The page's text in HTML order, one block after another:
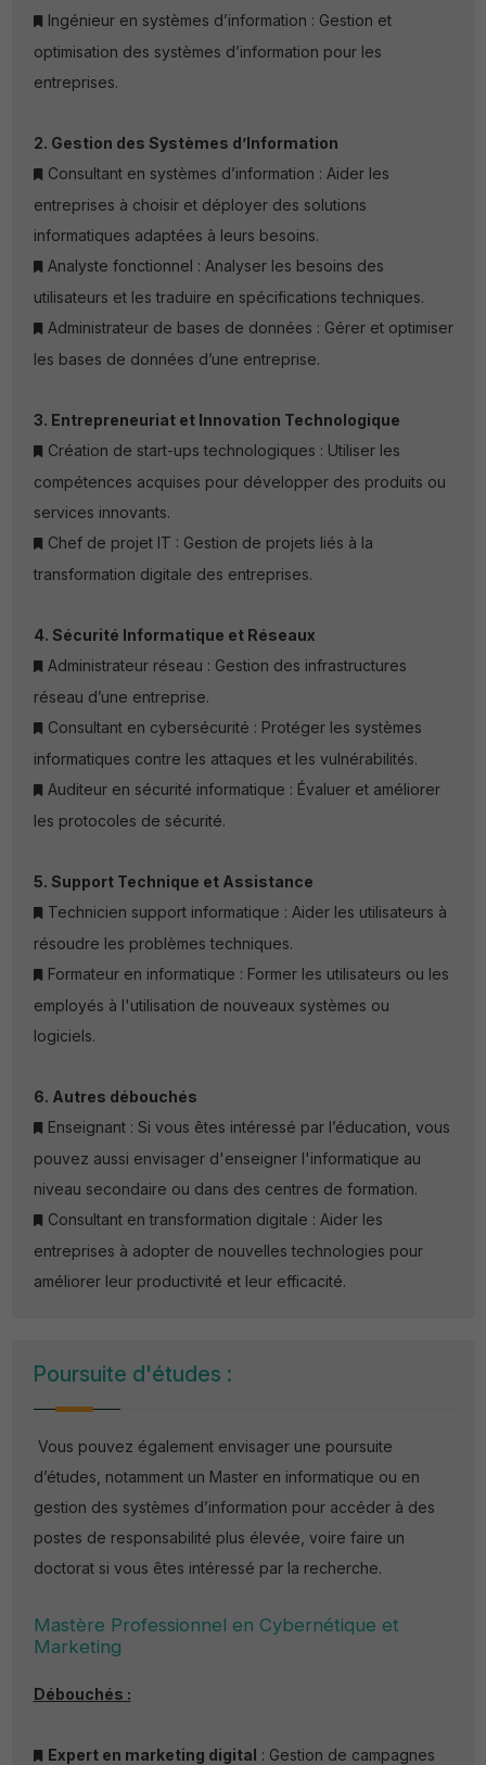
Ingénieur en systèmes d’information : Gestion et
optimisation des systèmes d’information pour les
entreprises.
2. Gestion des Systèmes d’Information
Consultant en systèmes d’information : Aider les
entreprises à choisir et déployer des solutions
informatiques adaptées à leurs besoins.
Analyste fonctionnel : Analyser les besoins des
utilisateurs et les traduire en spécifications techniques.
Administrateur de bases de données : Gérer et optimiser
les bases de données d’une entreprise.
3. Entrepreneuriat et Innovation Technologique
Création de start-ups technologiques : Utiliser les
compétences acquises pour développer des produits ou
services innovants.
Chef de projet IT : Gestion de projets liés à la
transformation digitale des entreprises.
4. Sécurité Informatique et Réseaux
Administrateur réseau : Gestion des infrastructures
réseau d’une entreprise.
Consultant en cybersécurité : Protéger les systèmes
informatiques contre les attaques et les vulnérabilités.
Auditeur en sécurité informatique : Évaluer et améliorer
les protocoles de sécurité.
5. Support Technique et Assistance
Technicien support informatique : Aider les utilisateurs à
résoudre les problèmes techniques.
Formateur en informatique : Former les utilisateurs ou les
employés à l'utilisation de nouveaux systèmes ou
logiciels.
6. Autres débouchés
Enseignant : Si vous êtes intéressé par l’éducation, vous
pouvez aussi envisager d'enseigner l'informatique au
niveau secondaire ou dans des centres de formation.
Consultant en transformation digitale : Aider les
entreprises à adopter de nouvelles technologies pour
améliorer leur productivité et leur efficacité.
Poursuite d'études :
Vous pouvez également envisager une poursuite
d’études, notamment un Master en informatique ou en
gestion des systèmes d’information pour accéder à des
postes de responsabilité plus élevée, voire faire un
doctorat si vous êtes intéressé par la recherche.
Mastère Professionnel en Cybernétique et
Marketing
Débouchés :
Expert en marketing digital : Gestion de campagnes